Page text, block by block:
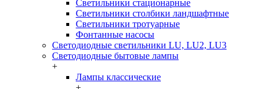
Светильники стационарные
Светильники столбики ландшафтные
Светильники тротуарные
Фонтанные насосы
Светодиодные светильники LU, LU2, LU3
Светодиодные бытовые лампы
+
Лампы классические